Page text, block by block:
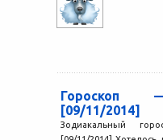
Гороскоп
[09/11/2014]
Зодиакальный